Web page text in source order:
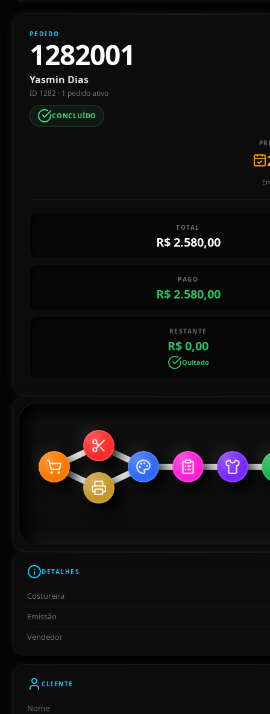
PEDIDO
1282001
Yasmin Dias
ID 1282 · 1 pedido ativo
CONCLUÍDO
TOTAL
R$ 2.580,00
PAGO
R$ 2.580,00
RESTANTE
R$ 0,00
Quitado
DETALHES
Costureira
Emissão
Vendedor
CLIENTE
Nome